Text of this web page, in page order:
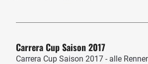
Carrera Cup Saison 2017
Carrera Cup Saison 2017 - alle